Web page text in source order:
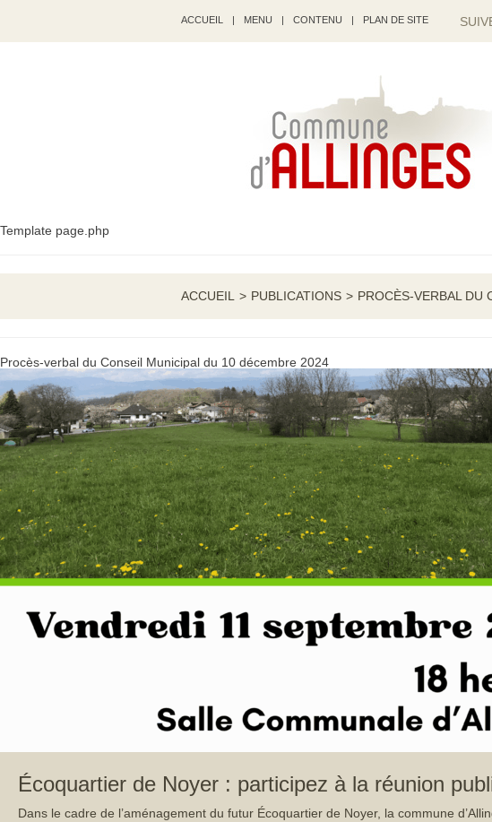
ACCUEIL | MENU | CONTENU | PLAN DE SITE
Template page.php
ACCUEIL > PUBLICATIONS > PROCÈS-VERBAL DU
Procès-verbal du Conseil Municipal du 10 décembre 2024
Écoquartier de Noyer : participez à la réunion
Dans le cadre de l’aménagement du futur Écoquartier de Noyer, la commune